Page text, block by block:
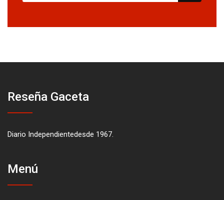
Reseña Gaceta
Diario Independientedesde 1967.
Menú